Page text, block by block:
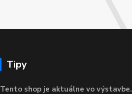
Tipy
Tento shop je aktuálne vo výstavbe.